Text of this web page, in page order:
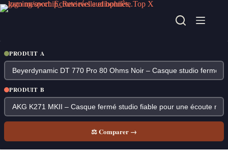
Passer
au
PRODUIT A
PRODUIT B
⚖ Comparer →